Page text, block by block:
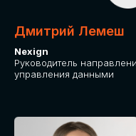
Дмитрий Лемеш
Nexign
Руководитель
управления данными
Оплата через сервис